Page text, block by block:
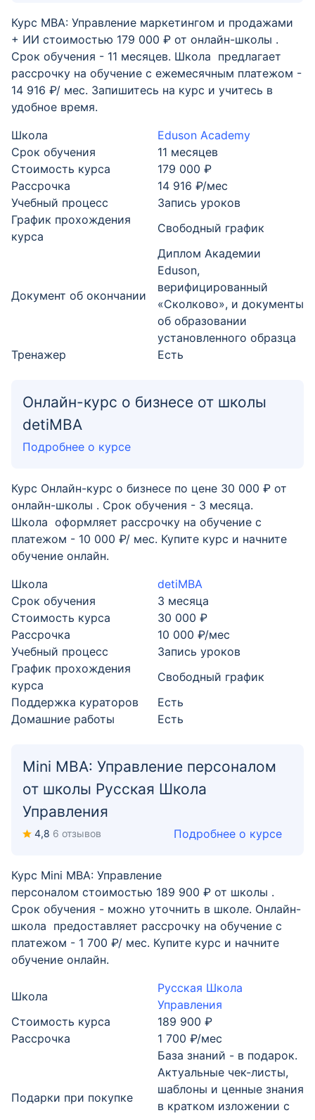
Курс MBA: Управление маркетингом и продажами
+ ИИ стоимостью 179 000 ₽ от онлайн-школы .
Срок обучения - 11 месяцев. Школа предлагает
рассрочку на обучение с ежемесячным платежом -
14 916 ₽/ мес. Запишитесь на курс и учитесь в
удобное время.
Школа
Eduson Academy
Срок обучения
11 месяцев
Стоимость курса
179 000 ₽
Рассрочка
14 916 ₽/мес
Учебный процесс
Запись уроков
График прохождения
курса
Свободный график
Документ об окончании
Диплом Академии
Eduson,
верифицированный
«Сколково», и документы
об образовании
установленного образца
Тренажер
Есть
Онлайн-курс о бизнесе от школы
detiMBA
Подробнее о курсе
Курс Онлайн-курс о бизнесе по цене 30 000 ₽ от
онлайн-школы . Срок обучения - 3 месяца.
Школа оформляет рассрочку на обучение с
платежом - 10 000 ₽/ мес. Купите курс и начните
обучение онлайн.
Школа
detiMBA
Срок обучения
3 месяца
Стоимость курса
30 000 ₽
Рассрочка
10 000 ₽/мес
Учебный процесс
Запись уроков
График прохождения
курса
Свободный график
Поддержка кураторов
Есть
Домашние работы
Есть
Mini MBA: Управление персоналом
от школы Русская Школа
Управления
4,8 6 отзывов Подробнее о курсе
Курс Mini MBA: Управление
персоналом стоимостью 189 900 ₽ от школы .
Срок обучения - можно уточнить в школе. Онлайн-
школа предоставляет рассрочку на обучение с
платежом - 1 700 ₽/ мес. Купите курс и начните
обучение онлайн.
Школа
Русская Школа
Управления
Стоимость курса
189 900 ₽
Рассрочка
1 700 ₽/мес
Подарки при покупке
База знаний - в подарок.
Актуальные чек-листы,
шаблоны и ценные знания
в кратком изложении с